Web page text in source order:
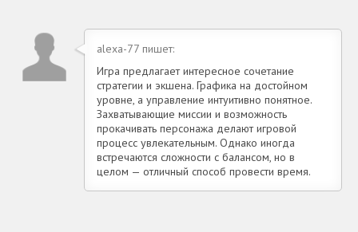
alexa-77 пишет:
Игра предлагает интересное сочетание
стратегии и экшена. Графика на достойном
уровне, а управление интуитивно понятное.
Захватывающие миссии и возможность
прокачивать персонажа делают игровой
процесс увлекательным. Однако иногда
встречаются сложности с балансом, но в
целом — отличный способ провести время.